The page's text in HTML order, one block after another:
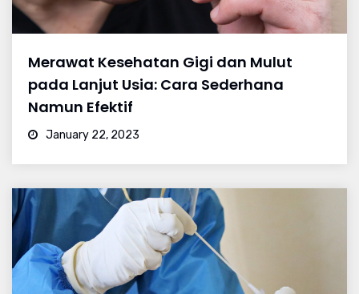
Merawat Kesehatan Gigi dan Mulut
pada Lanjut Usia: Cara Sederhana
Namun Efektif
January 22, 2023